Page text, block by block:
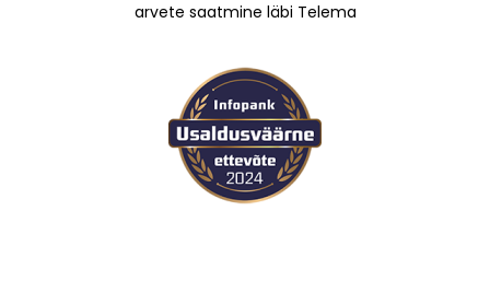
arvete saatmine läbi Telema